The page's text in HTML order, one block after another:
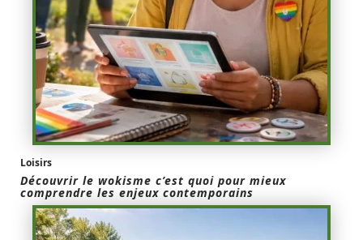
Loisirs
Découvrir le wokisme c’est quoi pour mieux
comprendre les enjeux contemporains